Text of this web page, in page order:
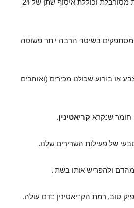
הדרך הכי מדויקת היא קצת מסורבלת וכוללת איסוף שתן של 24
מסתפקים בשיטה הרבה יותר פשוטה
או בזרוע שכולנו מכירים (ואוהבים
חומר שנקרא קריאטינין.
טבעי של פעילות השרירים שלנו.
מהדם ולהפריש אותו בשתן.
טוב, רמת הקריאטינין בדם עולה.